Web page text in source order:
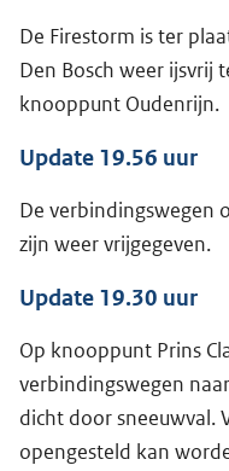
De Firestorm is ter
Den Bosch weer ijsvrij
knooppunt Oudenrijn.
Update 19.56 uur
De verbindingswegen
zijn weer vrijgegeven.
Update 19.30 uur
Op knooppunt Prins
verbindingswegen
dicht door sneeuwval.
opengesteld kan